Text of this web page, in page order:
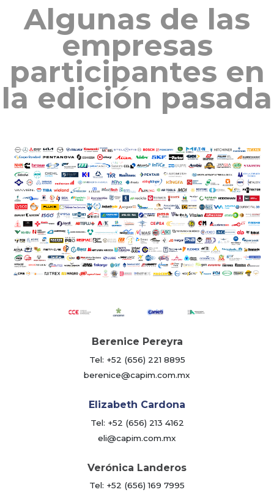
Algunas de las
empresas
participantes en
la edición pasada
Berenice Pereyra
Tel: +52 (656) 221 8895
berenice@capim.com.mx
Elizabeth Cardona
Tel: +52 (656) 213 4162
eli@capim.com.mx
Verónica Landeros
Tel: +52 (656) 169 7995